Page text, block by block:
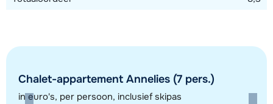
Chalet-appartement Annelies (7 pers.)
in euro's, per persoon, inclusief skipas